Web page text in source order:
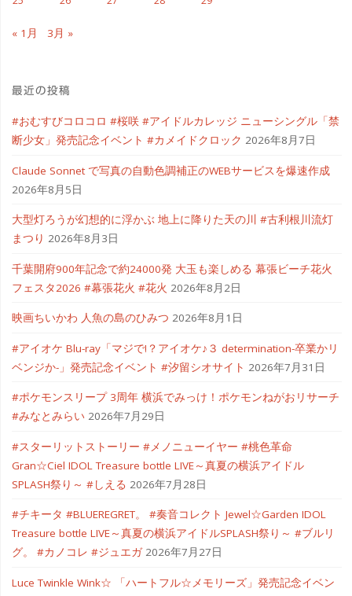
« 1月 3月 »
最近の投稿
#おむすびコロコロ #桜咲 #アイドルカレッジ ニューシングル「禁
断少女」発売記念イベント #カメイドクロック 2026年8月7日
Claude Sonnet で写真の自動色調補正のWEBサービスを爆速作成
2026年8月5日
大型灯ろうが幻想的に浮かぶ 地上に降りた天の川 #古利根川流灯
まつり 2026年8月3日
千葉開府900年記念で約24000発 大玉も楽しめる 幕張ビーチ花火
フェスタ2026 #幕張花火 #花火 2026年8月2日
映画ちいかわ 人魚の島のひみつ 2026年8月1日
#アイオケ Blu-ray「マジで!？アイオケ♪３ determination-卒業かリ
ベンジか-」発売記念イベント #汐留シオサイト 2026年7月31日
#ポケモンスリープ 3周年 横浜でみっけ！ポケモンねがおリサーチ
#みなとみらい 2026年7月29日
#スターリットストーリー #メノニューイヤー #桃色革命
Gran☆Ciel IDOL Treasure bottle LIVE～真夏の横浜アイドル
SPLASH祭り～ #しえる 2026年7月28日
#チキータ #BLUEREGRET。 #奏音コレクト Jewel☆Garden IDOL
Treasure bottle LIVE～真夏の横浜アイドルSPLASH祭り～ #ブルリ
グ。 #カノコレ #ジュエガ 2026年7月27日
Luce Twinkle Wink☆ 「ハートフル☆メモリーズ」発売記念イベン